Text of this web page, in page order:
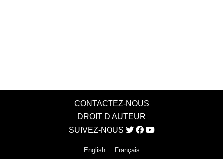
CONTACTEZ-NOUS
DROIT D’AUTEUR
SUIVEZ-NOUS
English Français